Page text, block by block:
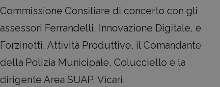
Commissione Consiliare di concerto con gli
assessori Ferrandelli, Innovazione Digitale, e
Forzinetti, Attività Produttive, il Comandante
della Polizia Municipale, Colucciello e la
dirigente Area SUAP, Vicari.